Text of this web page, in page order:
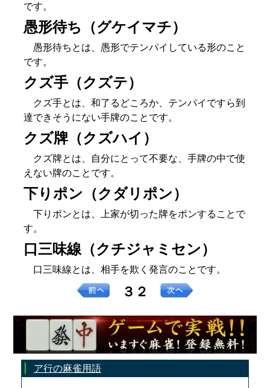
です。
愚形待ち（グケイマチ）
愚形待ちとは、愚形でテンパイしている形のこと
です。
クズ手（クズテ）
クズ手とは、和了るどころか、テンパイですら到
達できそうにない手牌のことです。
クズ牌（クズハイ）
クズ牌とは、自分にとって不要な、手牌の中で使
えない牌のことです。
下りポン（クダリポン）
下りポンとは、上家が切った牌をポンすることで
す。
口三味線（クチジャミセン）
口三味線とは、相手を欺く発言のことです。
３２
ア行の麻雀用語